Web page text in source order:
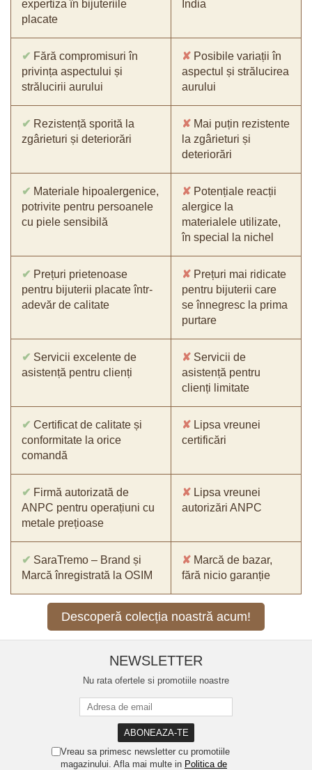
expertiza în bijuteriile
placate
India
✔ Fără compromisuri în
privința aspectului și
strălucirii aurului
✘ Posibile variații în
aspectul și strălucirea
aurului
✔ Rezistență sporită la
zgârieturi și deteriorări
✘ Mai puțin rezistente
la zgârieturi și
deteriorări
✔ Materiale hipoalergenice,
potrivite pentru persoanele
cu piele sensibilă
✘ Potențiale reacții
alergice la
materialele utilizate,
în special la nichel
✔ Prețuri prietenoase
pentru bijuterii placate într-
adevăr de calitate
✘ Prețuri mai ridicate
pentru bijuterii care
se înnegresc la prima
purtare
✔ Servicii excelente de
asistență pentru clienți
✘ Servicii de
asistență pentru
clienți limitate
✔ Certificat de calitate și
conformitate la orice
comandă
✘ Lipsa vreunei
certificări
✔ Firmă autorizată de
ANPC pentru operațiuni cu
metale prețioase
✘ Lipsa vreunei
autorizări ANPC
✔ SaraTremo – Brand și
Marcă înregistrată la OSIM
✘ Marcă de bazar,
fără nicio garanție
Descoperă colecția noastră acum!
NEWSLETTER
Nu rata ofertele si promotiile noastre
Vreau sa primesc newsletter cu promotiile
magazinului. Afla mai multe in Politica de